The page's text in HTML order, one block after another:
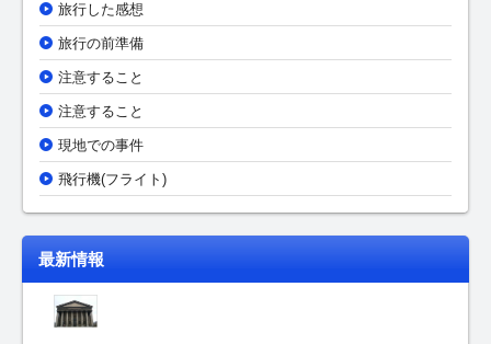
旅行した感想
旅行の前準備
注意すること
注意すること
現地での事件
飛行機(フライト)
最新情報